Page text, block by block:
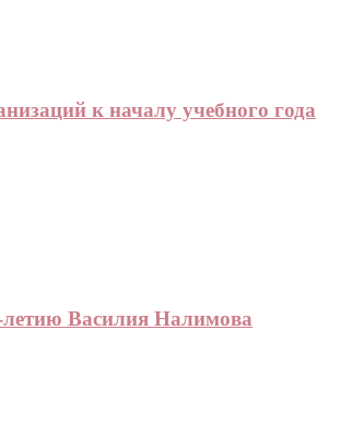
к началу учебного года
летию Василия Налимова